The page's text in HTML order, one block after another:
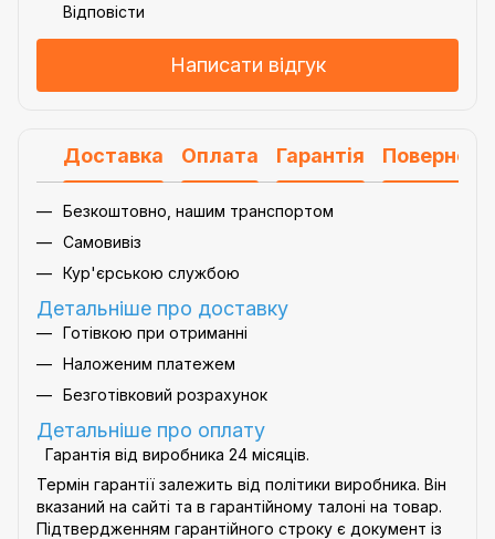
Відповісти
Написати відгук
Доставка Оплата Гарантія
Безкоштовно, нашим транспортом
Самовивіз
Кур'єрською службою
Детальніше про доставку
Готівкою при отриманні
Наложеним платежем
Безготівковий розрахунок
Детальніше про оплату
Гарантія від виробника 24 місяців.
Термін гарантії залежить від політики виробника. Він
вказаний на сайті та в гарантійному талоні на товар.
Підтвердженням гарантійного строку є документ із